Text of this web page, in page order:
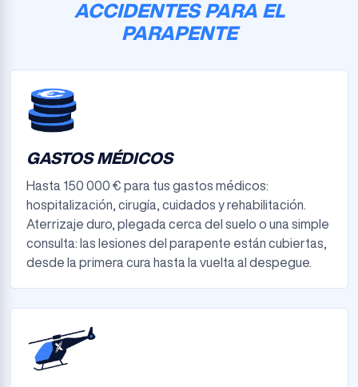
ACCIDENTES PARA EL
PARAPENTE
GASTOS MÉDICOS
Hasta 150 000 € para tus gastos médicos:
hospitalización, cirugía, cuidados y rehabilitación.
Aterrizaje duro, plegada cerca del suelo o una simple
consulta: las lesiones del parapente están cubiertas,
desde la primera cura hasta la vuelta al despegue.